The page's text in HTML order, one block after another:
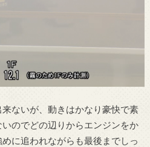
ないが、動きはかなり豪快で素
のでどの辺りからエンジンをか
に追われながらも最後までしっ